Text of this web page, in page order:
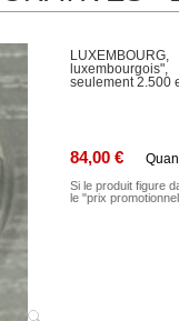
seulement 2.500
84,00 €
Si le produit figure
le "prix